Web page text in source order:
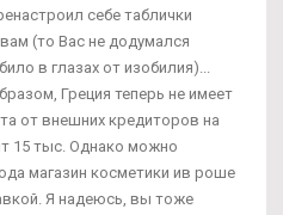
себе таблички
(то Вас не додумался
в глазах от изобилия)...
Греция теперь не имеет
от внешних кредиторов на
15 тыс. Однако можно
магазин косметики ив роше
Я надеюсь, вы тоже